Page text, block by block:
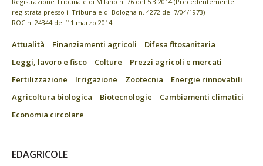
registrata presso il Tribunale di Bologna n. 4272 del 7/04/1973)
ROC n. 24344 dell’11 marzo 2014
Attualità Finanziamenti agricoli
Difesa fitosanitaria
Leggi, lavoro e fisco
Colture
Prezzi agricoli e mercati
Fertilizzazione
Irrigazione Zootecnia
Energie rinnovabili
Agricoltura biologica
Biotecnologie
Cambiamenti climatici
Economia circolare
EDAGRICOLE